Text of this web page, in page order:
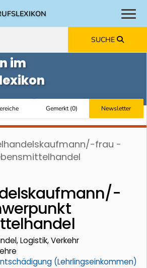
SUCHE
im
Gemerkt(0) Newsletter
frau -
Logistik, Verkehr
(Lehrlingseinkommen)